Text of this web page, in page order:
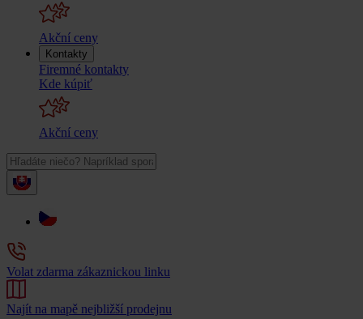
Akční ceny
Kontakty
Firemné kontakty
Kde kúpiť
Akční ceny
Volat zdarma zákaznickou linku
Najít na mapě nejbližší prodejnu